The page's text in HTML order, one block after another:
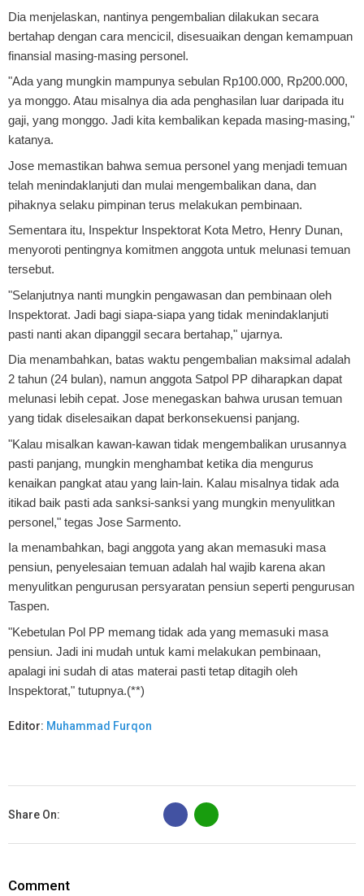
Dia menjelaskan, nantinya pengembalian dilakukan secara
bertahap dengan cara mencicil, disesuaikan dengan kemampuan
finansial masing-masing personel.
"Ada yang mungkin mampunya sebulan Rp100.000, Rp200.000,
ya monggo. Atau misalnya dia ada penghasilan luar daripada itu
gaji, yang monggo. Jadi kita kembalikan kepada masing-masing,"
katanya.
Jose memastikan bahwa semua personel yang menjadi temuan
telah menindaklanjuti dan mulai mengembalikan dana, dan
pihaknya selaku pimpinan terus melakukan pembinaan.
Sementara itu, Inspektur Inspektorat Kota Metro, Henry Dunan,
menyoroti pentingnya komitmen anggota untuk melunasi temuan
tersebut.
"Selanjutnya nanti mungkin pengawasan dan pembinaan oleh
Inspektorat. Jadi bagi siapa-siapa yang tidak menindaklanjuti
pasti nanti akan dipanggil secara bertahap," ujarnya.
Dia menambahkan, batas waktu pengembalian maksimal adalah
2 tahun (24 bulan), namun anggota Satpol PP diharapkan dapat
melunasi lebih cepat. Jose menegaskan bahwa urusan temuan
yang tidak diselesaikan dapat berkonsekuensi panjang.
"Kalau misalkan kawan-kawan tidak mengembalikan urusannya
pasti panjang, mungkin menghambat ketika dia mengurus
kenaikan pangkat atau yang lain-lain. Kalau misalnya tidak ada
itikad baik pasti ada sanksi-sanksi yang mungkin menyulitkan
personel," tegas Jose Sarmento.
Ia menambahkan, bagi anggota yang akan memasuki masa
pensiun, penyelesaian temuan adalah hal wajib karena akan
menyulitkan pengurusan persyaratan pensiun seperti pengurusan
Taspen.
"Kebetulan Pol PP memang tidak ada yang memasuki masa
pensiun. Jadi ini mudah untuk kami melakukan pembinaan,
apalagi ini sudah di atas materai pasti tetap ditagih oleh
Inspektorat," tutupnya.(**)
Editor: Muhammad Furqon
Share On:
B
Comment